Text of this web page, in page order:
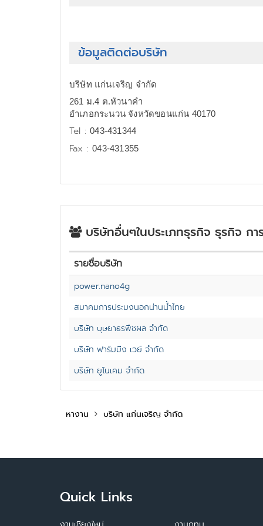
ข้อมูลติดต่อบริษัท
บริษัท แก่นเจริญ จำกัด
261 ม.4 ต.หัวนาคำ
อำเภอกระนวน จังหวัดขอนแก่น 40170
Tel :043-431344
Fax :043-431355
บริษัทอื่นๆในประเภทธุรกิจ ธุรกิจ กา
รายชื่อบริษัท
power.nano4g
สมาคมการประมงนอกน่านน้ำไทย
บริษัท บุษยาธรพืชผล จำกัด
บริษัท ฟาร์มมิ่ง เวย์ จำกัด
บริษัท ยูโนเคม จำกัด
หางาน บริษัท แก่นเจริญ จำกัด
Quick Links